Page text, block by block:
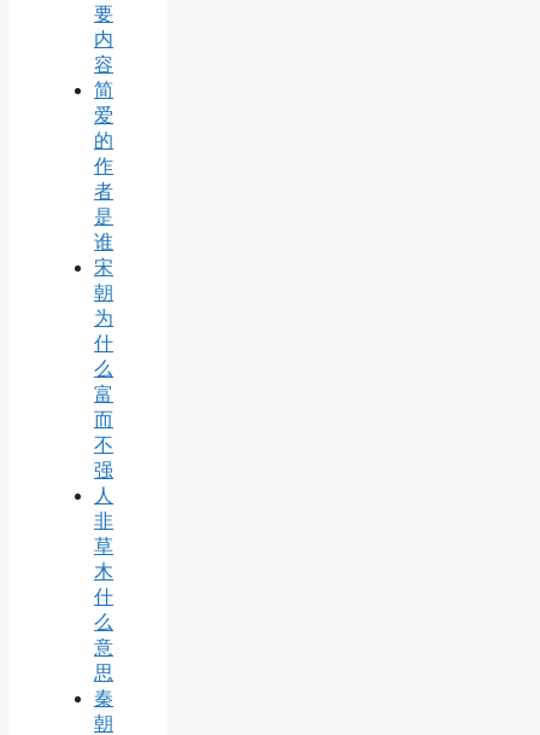
要
内
容
简
爱
的
作
者
是
谁
宋
朝
为
什
么
富
而
不
强
人
非
草
木
什
么
意
思
秦
朝